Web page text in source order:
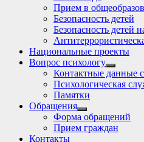
Прием в
Безопасность детей
Безопасность детей
Национальные проекты
Вопрос психологу
Show
sub
menu
Контактные данные
Психологическая
Памятки
Обращения
Show
sub
menu
Форма обращений
Прием граждан
Контакты